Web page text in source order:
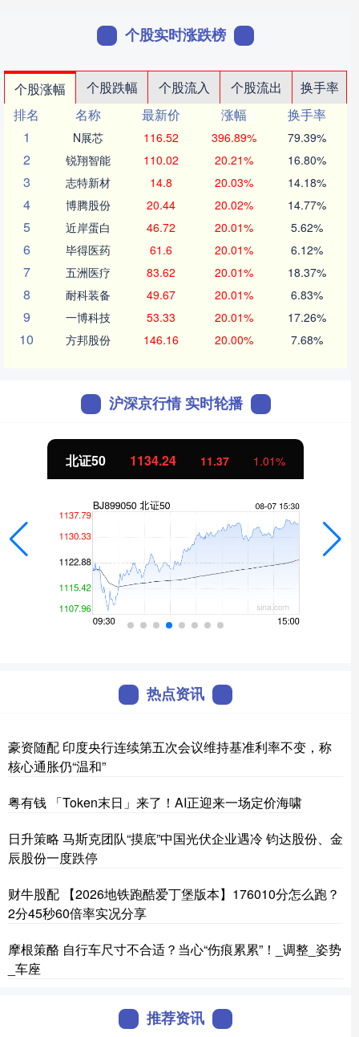
个股实时涨跌榜
个股涨幅 个股跌幅 个股流入 个股流出
换手率
排名
名称 最新价 涨幅
换手率
1
N展芯 116.52 396.89% 79.39%
2 锐翔智能 110.02 20.21% 16.80%
3 志特新材 14.8 20.03% 14.18%
4 博腾股份 20.44 20.02% 14.77%
5 近岸蛋白 46.72 20.01% 5.62%
6 毕得医药 61.6 20.01% 6.12%
7 五洲医疗 83.62 20.01% 18.37%
8 耐科装备 49.67 20.01% 6.83%
9 一博科技 53.33 20.01% 17.26%
10 方邦股份 146.16 20.00% 7.68%
沪深京行情 实时轮播
北证50 1134.24 11.37 1.01%
热点资讯
豪资随配 印度央行连续第五次会议维持基准利率不变，称
核心通胀仍“温和”
粤有钱 「Token末日」来了！AI正迎来一场定价海啸
日升策略 马斯克团队“摸底”中国光伏企业遇冷 钧达股份、金
辰股份一度跌停
财牛股配 【2026地铁跑酷爱丁堡版本】176010分怎么跑？
2分45秒60倍率实况分享
摩根策酪 自行车尺寸不合适？当心“伤痕累累”！_调整_姿势
_车座
推荐资讯